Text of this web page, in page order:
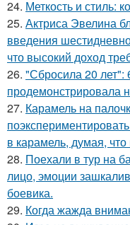
24. Меткость и стиль:
25. Актриса Эвелина
введения
что высокий доход
26. "Сбросила 20 лет":
продемонстрировала
27. Карамель на
в карамель, думая,
28. Поехали в тур на
лицо, эмоции
боевика.
29. Когда жажда